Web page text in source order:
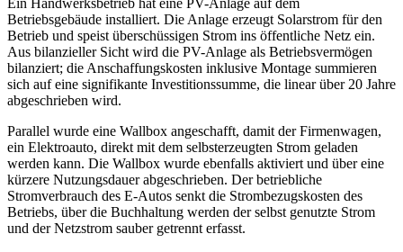
Betriebsgebäude installiert. Die Anlage erzeugt Solarstrom für den
Betrieb und speist überschüssigen Strom ins öffentliche Netz ein.
Aus bilanzieller Sicht wird die PV-Anlage als Betriebsvermögen
bilanziert; die Anschaffungskosten inklusive Montage summieren
sich auf eine signifikante Investitionssumme, die linear über 20 Jahre
abgeschrieben wird.
Parallel wurde eine Wallbox angeschafft, damit der Firmenwagen,
ein Elektroauto, direkt mit dem selbsterzeugten Strom geladen
werden kann. Die Wallbox wurde ebenfalls aktiviert und über eine
kürzere Nutzungsdauer abgeschrieben. Der betriebliche
Stromverbrauch des E-Autos senkt die Strombezugskosten des
Betriebs, über die Buchhaltung werden der selbst genutzte Strom
und der Netzstrom sauber getrennt erfasst.